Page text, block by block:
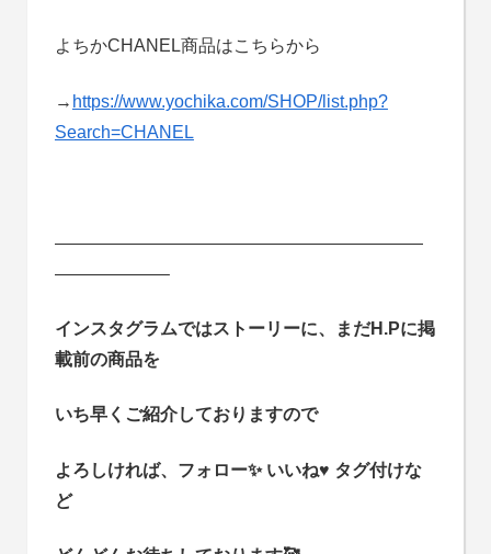
よちかCHANEL商品はこちらから
→ https://www.yochika.com/SHOP/list.php?
Search=CHANEL
—————————————————————
——————–
インスタグラムではストーリーに、まだH.Pに掲
載前の商品を
いち早くご紹介しておりますので
よろしければ、フォロー✨ いいね♥ タグ付けな
ど